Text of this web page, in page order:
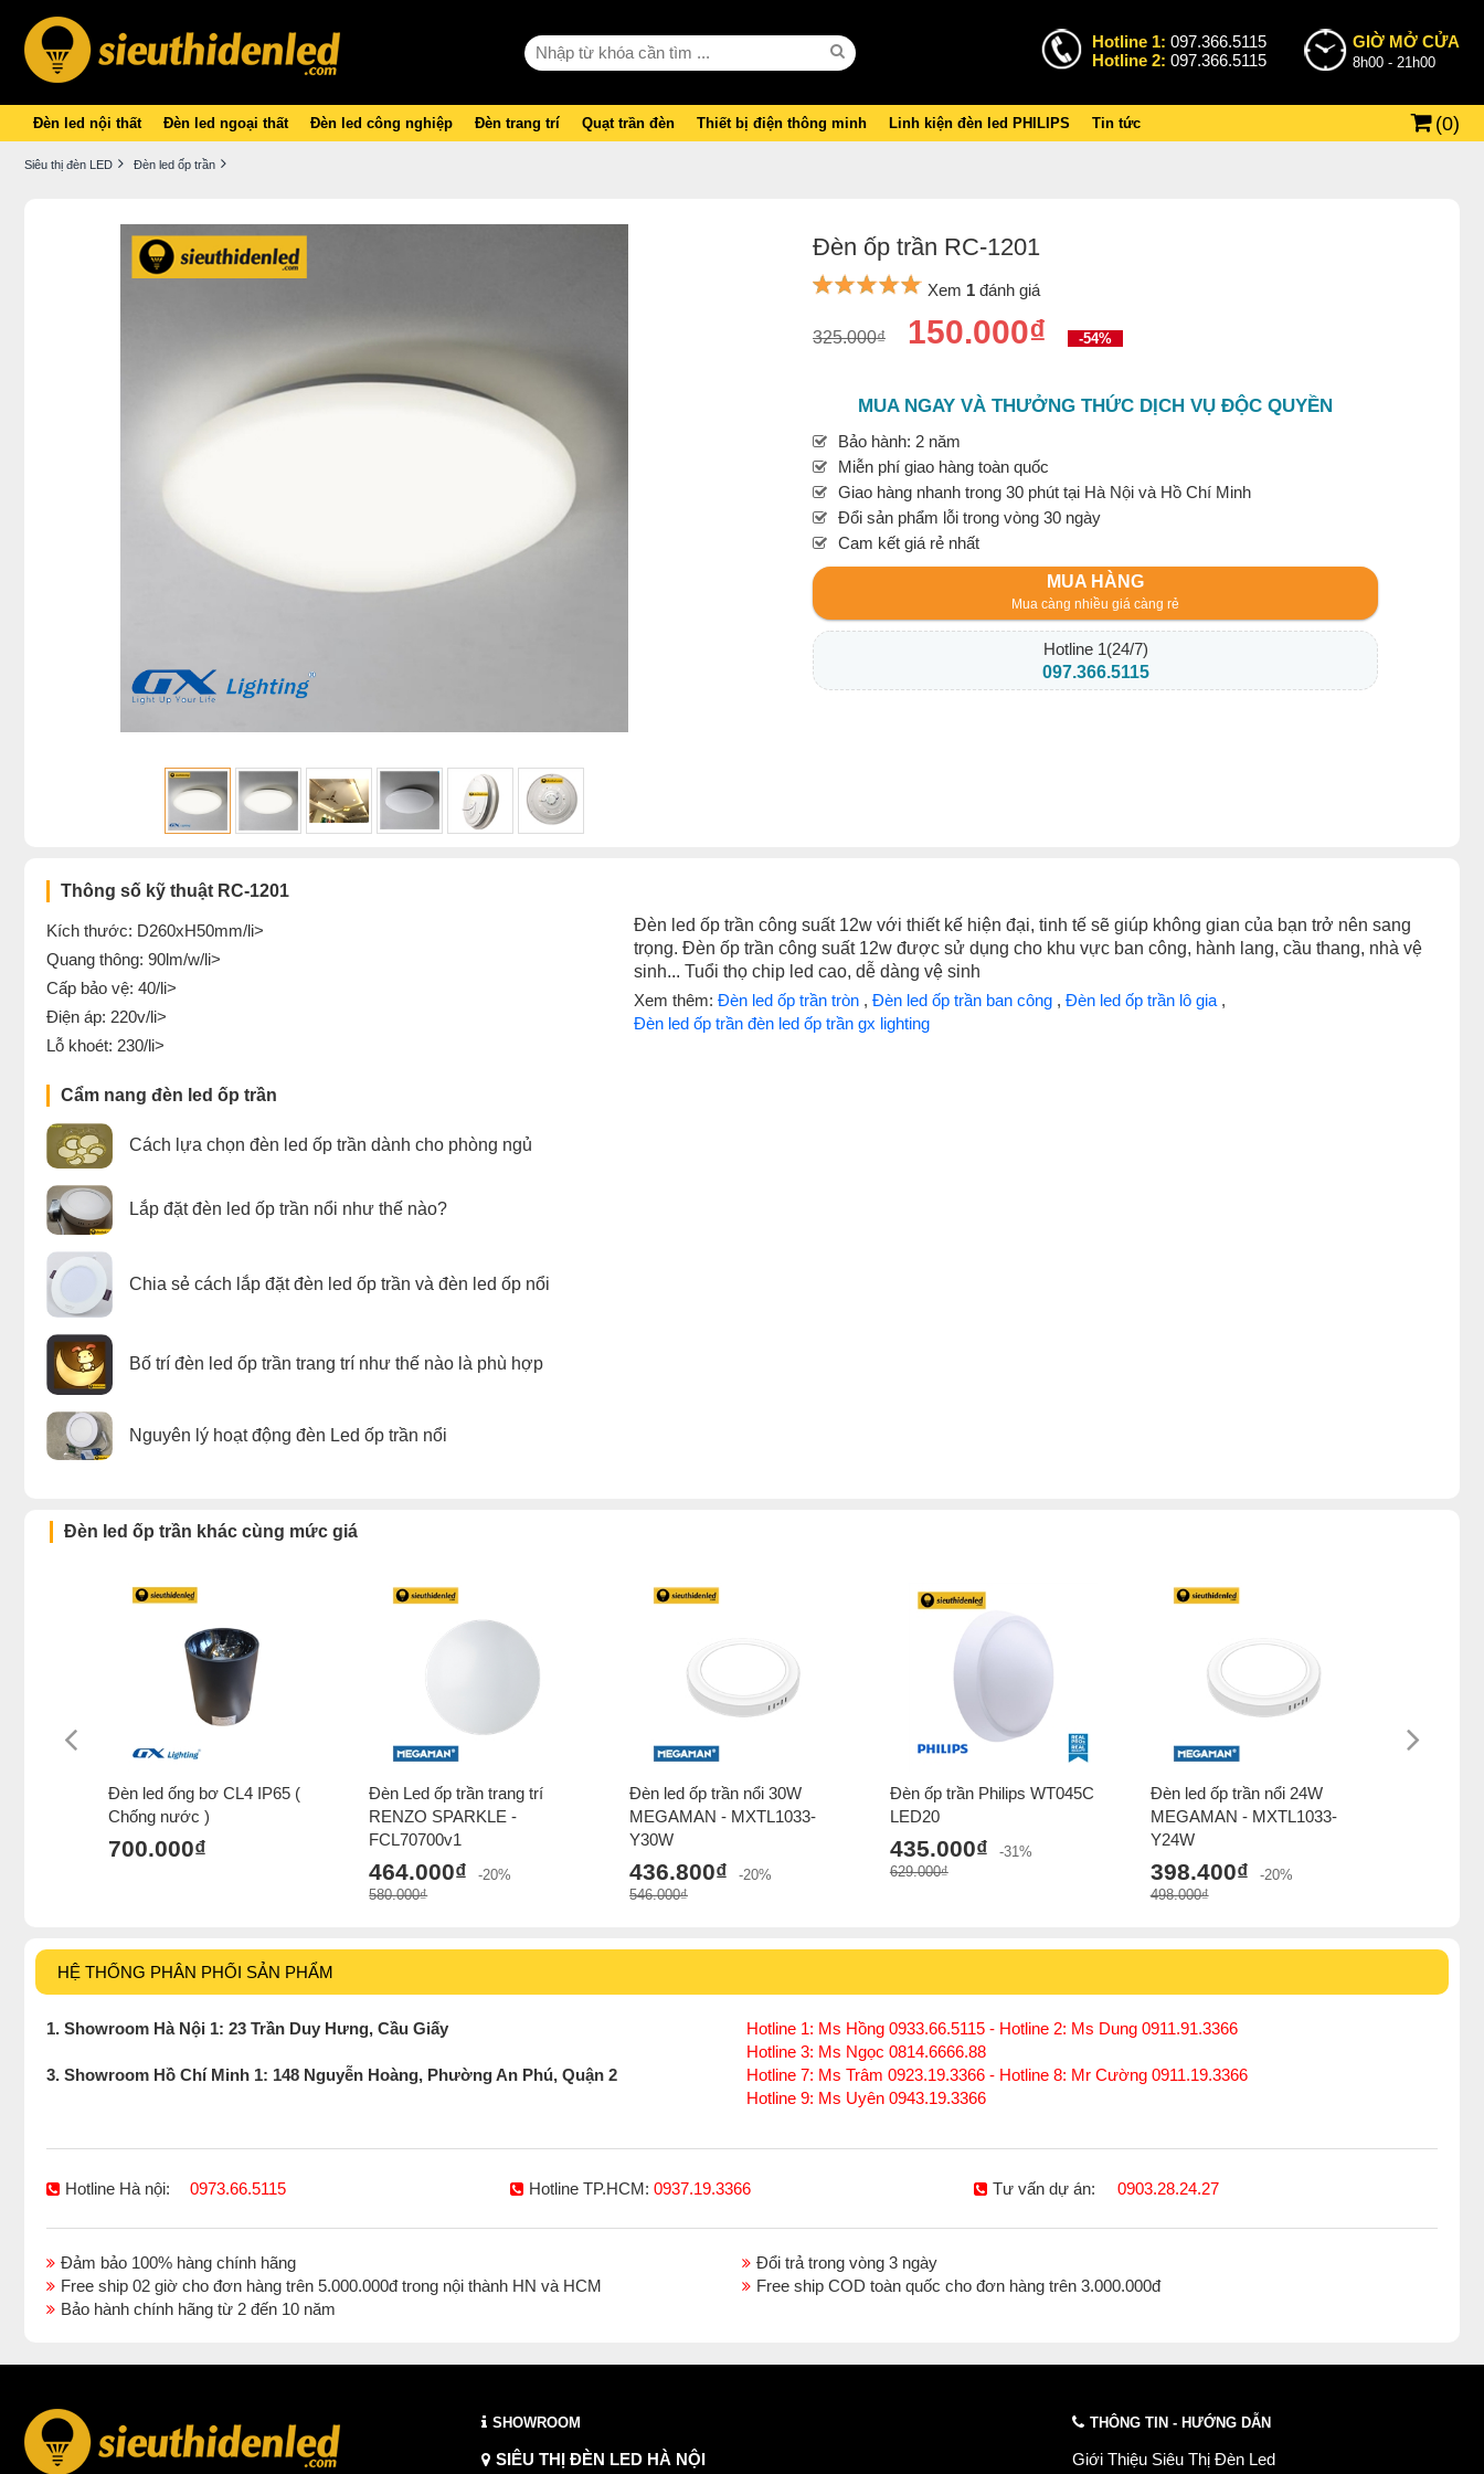
Hotline 1: 097.366.5115
Hotline 2: 097.366.5115
GIỜ MỞ CỬA
8h00 - 21h00
Đèn led nội thất Đèn led ngoại thất Đèn led công nghiệp Đèn trang trí Quạt trần đèn Thiết bị điện thông minh Linh kiện đèn led PHILIPS Tin tức (0)
Siêu thị đèn LED Đèn led ốp trần
Đèn ốp trần RC-1201
Xem 1 đánh giá
325.000₫ 150.000₫ -54%
MUA NGAY VÀ THƯỞNG THỨC DỊCH VỤ ĐỘC QUYỀN
Bảo hành: 2 năm
Miễn phí giao hàng toàn quốc
Giao hàng nhanh trong 30 phút tại Hà Nội và Hồ Chí Minh
Đổi sản phẩm lỗi trong vòng 30 ngày
Cam kết giá rẻ nhất
MUA HÀNG
Mua càng nhiều giá càng rẻ
Hotline 1(24/7)
097.366.5115
Thông số kỹ thuật RC-1201
Kích thước: D260xH50mm/li>
Quang thông: 90lm/w/li>
Cấp bảo vệ: 40/li>
Điện áp: 220v/li>
Lỗ khoét: 230/li>
Cẩm nang đèn led ốp trần
Cách lựa chọn đèn led ốp trần dành cho phòng ngủ
Lắp đặt đèn led ốp trần nổi như thế nào?
Chia sẻ cách lắp đặt đèn led ốp trần và đèn led ốp nổi
Bố trí đèn led ốp trần trang trí như thế nào là phù hợp
Nguyên lý hoạt động đèn Led ốp trần nổi
Đèn led ốp trần công suất 12w với thiết kế hiện đại, tinh tế sẽ giúp không gian của bạn trở nên sang
trọng. Đèn ốp trần công suất 12w được sử dụng cho khu vực ban công, hành lang, cầu thang, nhà vệ
sinh... Tuổi thọ chip led cao, dễ dàng vệ sinh
Xem thêm: Đèn led ốp trần tròn , Đèn led ốp trần ban công , Đèn led ốp trần lô gia ,
Đèn led ốp trần đèn led ốp trần gx lighting
Đèn led ốp trần khác cùng mức giá
Đèn led ống bơ CL4 IP65 (
Chống nước )
700.000₫
Đèn Led ốp trần trang trí
RENZO SPARKLE -
FCL70700v1
464.000₫
-20%
580.000₫
Đèn led ốp trần nổi 30W
MEGAMAN - MXTL1033-
Y30W
436.800₫
-20%
546.000₫
Đèn ốp trần Philips WT045C
LED20
435.000₫
-31%
629.000₫
Đèn led ốp trần nổi 24W
MEGAMAN - MXTL1033-
Y24W
398.400₫
-20%
498.000₫
HỆ THỐNG PHÂN PHỐI SẢN PHẨM
1. Showroom Hà Nội 1: 23 Trần Duy Hưng, Cầu Giấy
Hotline 1: Ms Hồng 0933.66.5115 - Hotline 2: Ms Dung 0911.91.3366
Hotline 3: Ms Ngọc 0814.6666.88
3. Showroom Hồ Chí Minh 1: 148 Nguyễn Hoàng, Phường An Phú, Quận 2
Hotline 7: Ms Trâm 0923.19.3366 - Hotline 8: Mr Cường 0911.19.3366
Hotline 9: Ms Uyên 0943.19.3366
Hotline Hà nội: 0973.66.5115 Hotline TP.HCM: 0937.19.3366 Tư vấn dự án: 0903.28.24.27
Đảm bảo 100% hàng chính hãng
Đổi trả trong vòng 3 ngày
Free ship 02 giờ cho đơn hàng trên 5.000.000đ trong nội thành HN và HCM
Free ship COD toàn quốc cho đơn hàng trên 3.000.000đ
Bảo hành chính hãng từ 2 đến 10 năm
SHOWROOM
SIÊU THỊ ĐÈN LED HÀ NỘI
THÔNG TIN - HƯỚNG DẪN
Giới Thiệu Siêu Thị Đèn Led